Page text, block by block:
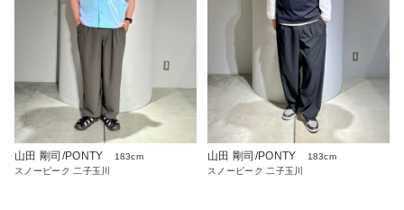
山田 剛司/PONTY
183cm
スノーピーク 二子玉川
山田 剛司/PONTY
183cm
スノーピーク 二子玉川